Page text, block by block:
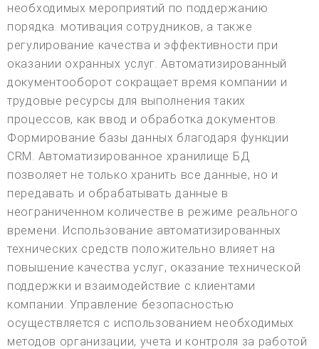
необходимых мероприятий по поддержанию
порядка. мотивация сотрудников, а также
регулирование качества и эффективности при
оказании охранных услуг. Автоматизированный
документооборот сокращает время компании и
трудовые ресурсы для выполнения таких
процессов, как ввод и обработка документов.
Формирование базы данных благодаря функции
CRM. Автоматизированное хранилище БД
позволяет не только хранить все данные, но и
передавать и обрабатывать данные в
неограниченном количестве в режиме реального
времени. Использование автоматизированных
технических средств положительно влияет на
повышение качества услуг, оказание технической
поддержки и взаимодействие с клиентами
компании. Управление безопасностью
осуществляется с использованием необходимых
методов организации, учета и контроля за работой